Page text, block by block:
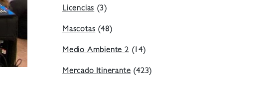
Licencias(3)
Mascotas(48)
Medio Ambiente 2(14)
Mercado Itinerante(423)